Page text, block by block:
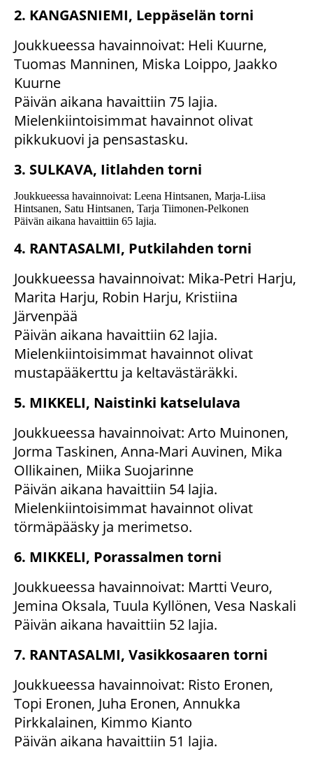
2. KANGASNIEMI, Leppäselän torni
Joukkueessa havainnoivat: Heli Kuurne,
Tuomas Manninen, Miska Loippo, Jaakko
Kuurne
Päivän aikana havaittiin 75 lajia.
Mielenkiintoisimmat havainnot olivat
pikkukuovi ja pensastasku.
3. SULKAVA, Iitlahden torni
Joukkueessa havainnoivat: Leena Hintsanen, Marja-Liisa
Hintsanen, Satu Hintsanen, Tarja Tiimonen-Pelkonen
Päivän aikana havaittiin 65 lajia.
4. RANTASALMI, Putkilahden torni
Joukkueessa havainnoivat: Mika-Petri Harju,
Marita Harju, Robin Harju, Kristiina
Järvenpää
Päivän aikana havaittiin 62 lajia.
Mielenkiintoisimmat havainnot olivat
mustapääkerttu ja keltavästäräkki.
5. MIKKELI, Naistinki katselulava
Joukkueessa havainnoivat: Arto Muinonen,
Jorma Taskinen, Anna-Mari Auvinen, Mika
Ollikainen, Miika Suojarinne
Päivän aikana havaittiin 54 lajia.
Mielenkiintoisimmat havainnot olivat
törmäpääsky ja merimetso.
6. MIKKELI, Porassalmen torni
Joukkueessa havainnoivat: Martti Veuro,
Jemina Oksala, Tuula Kyllönen, Vesa Naskali
Päivän aikana havaittiin 52 lajia.
7. RANTASALMI, Vasikkosaaren torni
Joukkueessa havainnoivat: Risto Eronen,
Topi Eronen, Juha Eronen, Annukka
Pirkkalainen, Kimmo Kianto
Päivän aikana havaittiin 51 lajia.